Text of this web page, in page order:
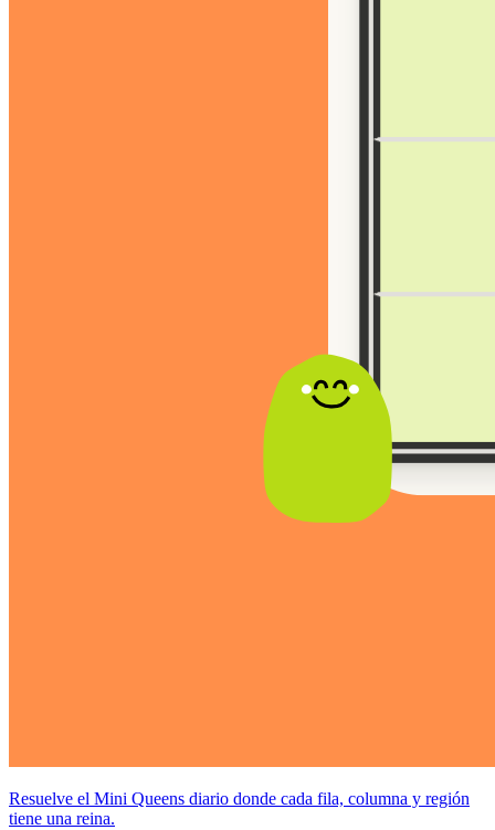
Resuelve el Mini Queens diario donde cada fila, columna y región
tiene una reina.